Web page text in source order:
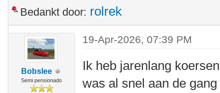
Bedankt door: rolrek
Bobslee
Semi pensionado
19-Apr-2026, 07:39 PM
Ik heb jarenlang
was al snel aan de